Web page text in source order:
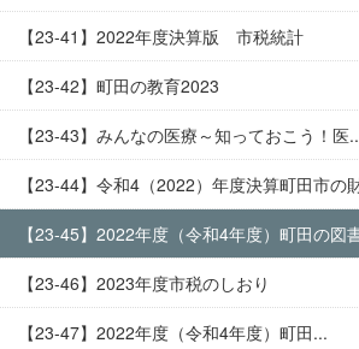
【23-41】2022年度決算版 市税統計
【23-42】町田の教育2023
【23-43】みんなの医療～知っておこう！医
【23-44】令和4（2022）年度決算町田市の
【23-45】2022年度（令和4年度）町田の図
【23-46】2023年度市税のしおり
【23-47】2022年度（令和4年度）町田...